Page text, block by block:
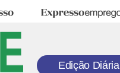
Expresso Emprego
Edição Diária